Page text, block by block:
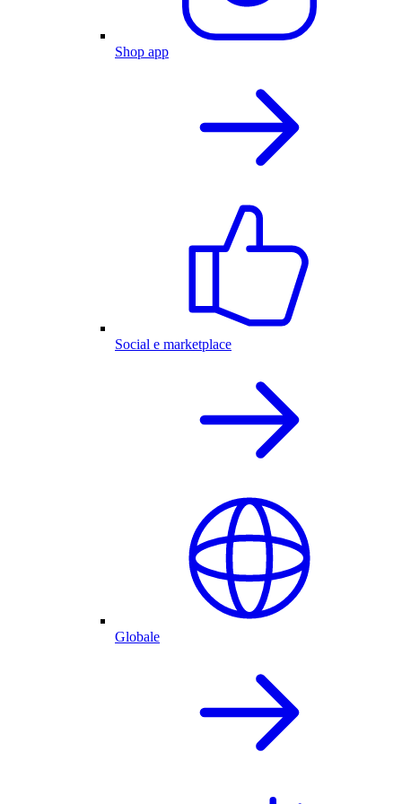
Shop app
Social e marketplace
Globale